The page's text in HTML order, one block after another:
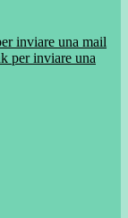
inviare una mail
per inviare una